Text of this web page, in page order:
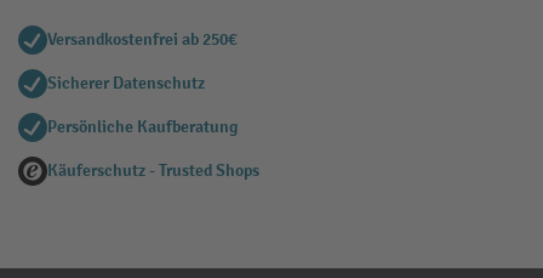
Versandkostenfrei ab 250€
Sicherer Datenschutz
Persönliche Kaufberatung
Käuferschutz - Trusted Shops